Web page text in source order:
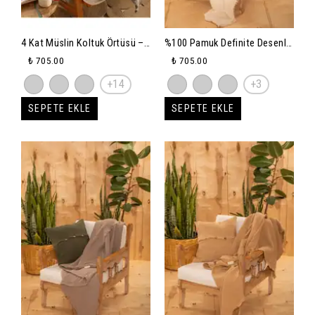
4 Kat Müslin Koltuk Örtüsü –
Ultra Yumuşak ve Doğal
Dokulu Koltuk & Omuz Şalı
(130x170 cm)
₺ 705.00
+14
SEPETE EKLE
%100 Pamuk Definite Desenli
Çok Amaçlı Koltuk Şalı 130 X
170 (KIRLENTSİZ) - krem
₺ 705.00
+3
SEPETE EKLE